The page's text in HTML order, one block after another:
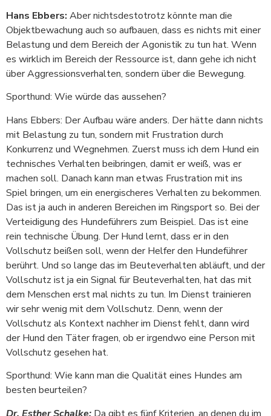
Hans Ebbers: Aber nichtsdestotrotz könnte man die
Objektbewachung auch so aufbauen, dass es nichts mit einer
Belastung und dem Bereich der Agonistik zu tun hat. Wenn
es wirklich im Bereich der Ressource ist, dann gehe ich nicht
über Aggressionsverhalten, sondern über die Bewegung.
Sporthund: Wie würde das aussehen?
Hans Ebbers: Der Aufbau wäre anders. Der hätte dann nichts
mit Belastung zu tun, sondern mit Frustration durch
Konkurrenz und Wegnehmen. Zuerst muss ich dem Hund ein
technisches Verhalten beibringen, damit er weiß, was er
machen soll. Danach kann man etwas Frustration mit ins
Spiel bringen, um ein energischeres Verhalten zu bekommen.
Das ist ja auch in anderen Bereichen im Ringsport so. Bei der
Verteidigung des Hundeführers zum Beispiel. Das ist eine
rein technische Übung. Der Hund lernt, dass er in den
Vollschutz beißen soll, wenn der Helfer den Hundeführer
berührt. Und so lange das im Beuteverhalten abläuft, und der
Vollschutz ist ja ein Signal für Beuteverhalten, hat das mit
dem Menschen erst mal nichts zu tun. Im Dienst trainieren
wir sehr wenig mit dem Vollschutz. Denn, wenn der
Vollschutz als Kontext nachher im Dienst fehlt, dann wird
der Hund den Täter fragen, ob er irgendwo eine Person mit
Vollschutz gesehen hat.
Sporthund: Wie kann man die Qualität eines Hundes am
besten beurteilen?
Dr. Esther Schalke: Da gibt es fünf Kriterien, an denen du im